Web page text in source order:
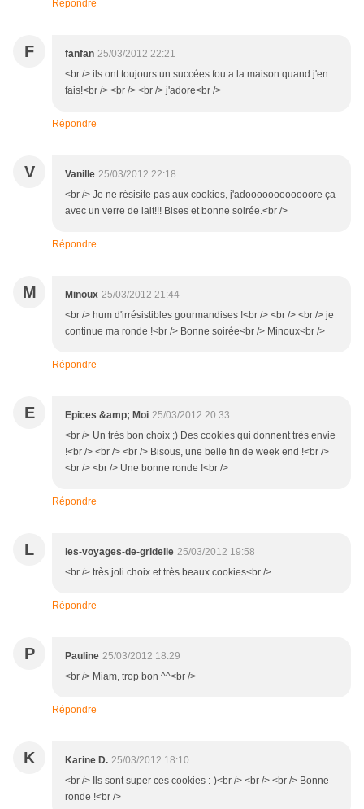
Répondre
F fanfan 25/03/2012 22:21
<br /> ils ont toujours un succées fou a la maison quand j'en
fais!<br /> <br /> <br /> j'adore<br />
Répondre
V Vanille 25/03/2012 22:18
<br /> Je ne résisite pas aux cookies, j'adoooooooooooore ça
avec un verre de lait!!! Bises et bonne soirée.<br />
Répondre
M Minoux 25/03/2012 21:44
<br /> hum d'irrésistibles gourmandises !<br /> <br /> <br /> je
continue ma ronde !<br /> Bonne soirée<br /> Minoux<br />
Répondre
E Epices &amp; Moi 25/03/2012 20:33
<br /> Un très bon choix ;) Des cookies qui donnent très envie
!<br /> <br /> <br /> Bisous, une belle fin de week end !<br />
<br /> <br /> Une bonne ronde !<br />
Répondre
L les-voyages-de-gridelle 25/03/2012 19:58
<br /> très joli choix et très beaux cookies<br />
Répondre
P Pauline 25/03/2012 18:29
<br /> Miam, trop bon ^^<br />
Répondre
K Karine D. 25/03/2012 18:10
<br /> Ils sont super ces cookies :-)<br /> <br /> <br /> Bonne
ronde !<br />